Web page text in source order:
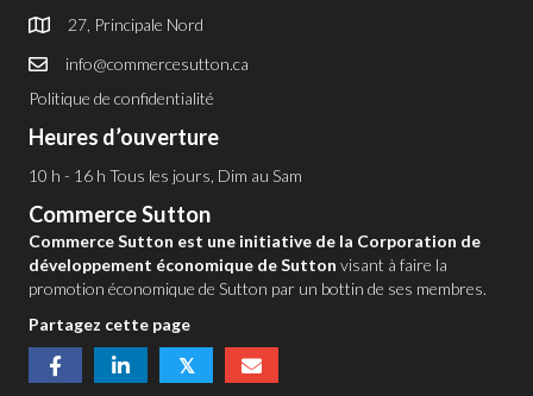
27, Principale Nord
info@commercesutton.ca
Politique de confidentialité
Heures d’ouverture
10 h - 16 h Tous les jours, Dim au Sam
Commerce Sutton
Commerce Sutton est une initiative de la Corporation de
développement économique de Sutton visant à faire la
promotion économique de Sutton par un bottin de ses membres.
Partagez cette page
𝕏